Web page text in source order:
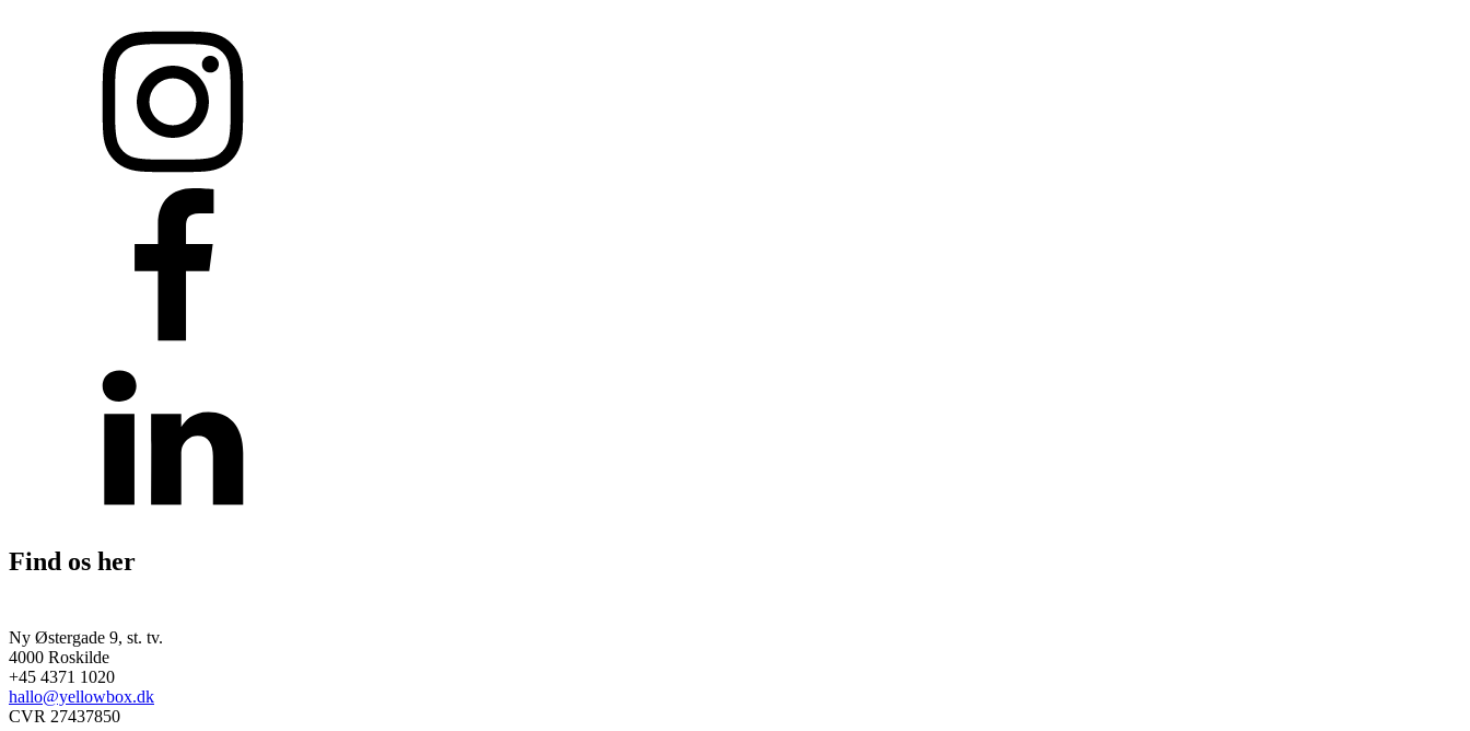
Find os her
Ny Østergade 9, st. tv.
4000 Roskilde
+45 4371 1020
hallo@yellowbox.dk
CVR 27437850